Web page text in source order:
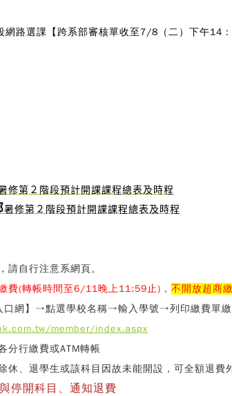
路選課【跨系部審核單收至7/8（二）下午14：
修第２階段預計開課課程總表及時程
暑修第２階段預計開課課程總表及時程
請自行注意系網頁。
(轉帳時間至6/11晚上11:59止)， 不開放超商
口網】→點選學校名稱→輸入學號→列印繳費單
member/index.aspx
分行繳費或ATM轉帳
、退學生或該科目因故未能開設，可全額退費
停開科目、通知退費